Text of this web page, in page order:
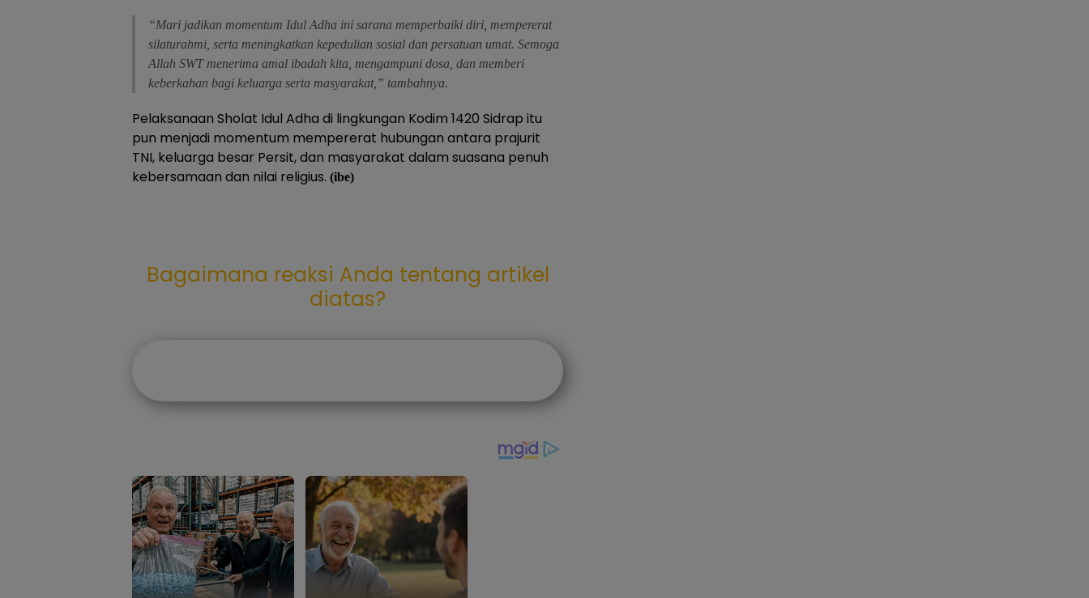
“Mari jadikan momentum Idul Adha ini sarana memperbaiki diri, mempererat
silaturahmi, serta meningkatkan kepedulian sosial dan persatuan umat. Semoga
Allah SWT menerima amal ibadah kita, mengampuni dosa, dan memberi
keberkahan bagi keluarga serta masyarakat,” tambahnya.
Pelaksanaan Sholat Idul Adha di lingkungan Kodim 1420 Sidrap itu
pun menjadi momentum mempererat hubungan antara prajurit
TNI, keluarga besar Persit, dan masyarakat dalam suasana penuh
kebersamaan dan nilai religius. (ibe)
Bagaimana reaksi Anda tentang artikel
diatas?